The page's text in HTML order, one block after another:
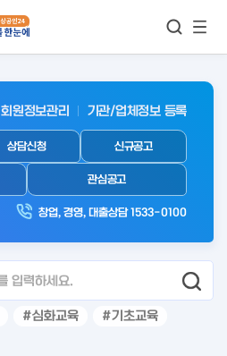
보기
회원정보관리 기관/업체정보 등록
상담신청 신규공고
관심공고
창업, 경영, 대출상담 1533-0100
심화교육
기초교육